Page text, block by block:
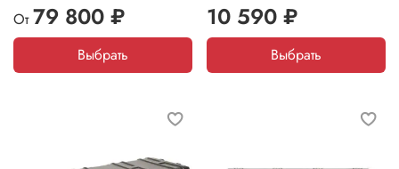
От 79 800 ₽
Выбрать
10 590 ₽
Выбрать